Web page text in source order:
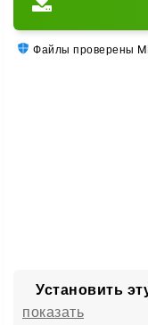
Файлы проверены
Установить
показать